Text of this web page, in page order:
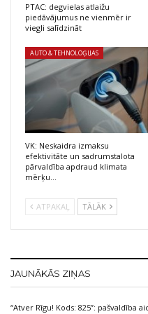
PTAC: degvielas atlaižu
piedāvājumus ne vienmēr ir
viegli salīdzināt
AUTO & TEHNOLOĢIJAS
VK: Neskaidra izmaksu
efektivitāte un sadrumstalota
pārvaldība apdraud klimata
mērķu…
ATPAKAĻ TĀLĀK
JAUNĀKĀS ZIŅAS
“Atver Rīgu! Kods: 825”: pašvaldība